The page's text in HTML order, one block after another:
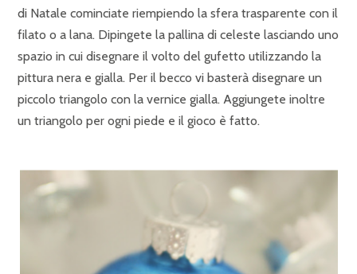
di Natale cominciate riempiendo la sfera trasparente con il
filato o a lana. Dipingete la pallina di celeste lasciando uno
spazio in cui disegnare il volto del gufetto utilizzando la
pittura nera e gialla. Per il becco vi basterà disegnare un
piccolo triangolo con la vernice gialla. Aggiungete inoltre
un triangolo per ogni piede e il gioco è fatto.